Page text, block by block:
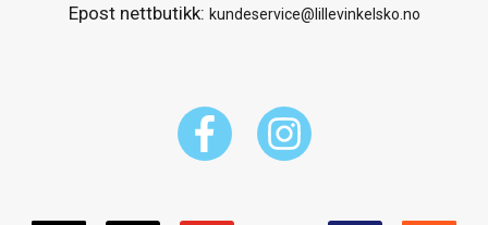
Epost nettbutikk: kundeservice@lillevinkelsko.no